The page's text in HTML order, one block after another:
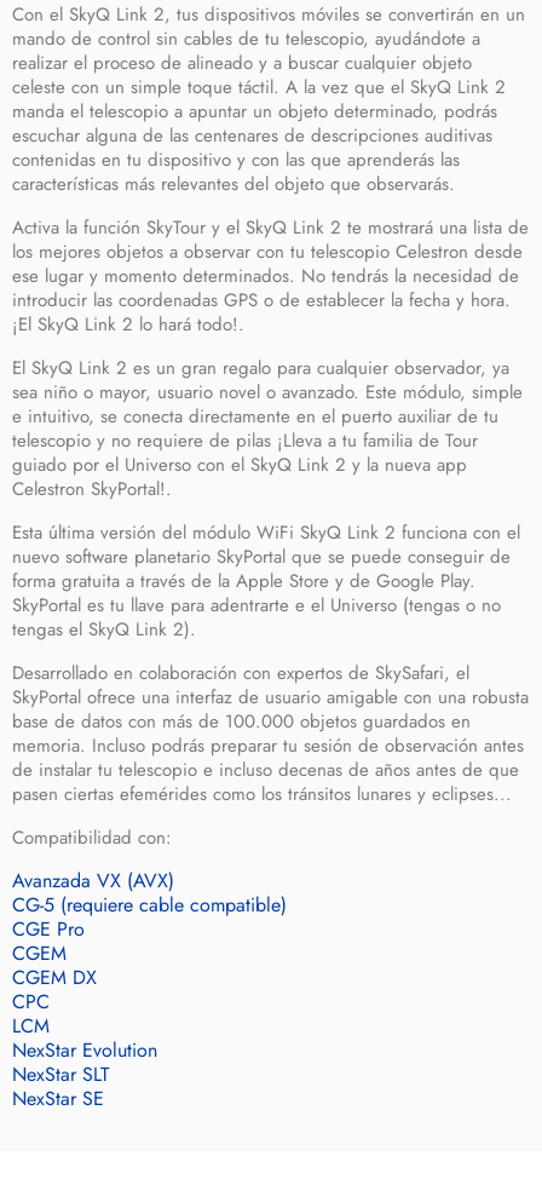
Con el SkyQ Link 2, tus dispositivos móviles se convertirán en un
mando de control sin cables de tu telescopio, ayudándote a
realizar el proceso de alineado y a buscar cualquier objeto
celeste con un simple toque táctil. A la vez que el SkyQ Link 2
manda el telescopio a apuntar un objeto determinado, podrás
escuchar alguna de las centenares de descripciones auditivas
contenidas en tu dispositivo y con las que aprenderás las
características más relevantes del objeto que observarás.
Activa la función SkyTour y el SkyQ Link 2 te mostrará una lista de
los mejores objetos a observar con tu telescopio Celestron desde
ese lugar y momento determinados. No tendrás la necesidad de
introducir las coordenadas GPS o de establecer la fecha y hora.
¡El SkyQ Link 2 lo hará todo!.
El SkyQ Link 2 es un gran regalo para cualquier observador, ya
sea niño o mayor, usuario novel o avanzado. Este módulo, simple
e intuitivo, se conecta directamente en el puerto auxiliar de tu
telescopio y no requiere de pilas ¡Lleva a tu familia de Tour
guiado por el Universo con el SkyQ Link 2 y la nueva app
Celestron SkyPortal!.
Esta última versión del módulo WiFi SkyQ Link 2 funciona con el
nuevo software planetario SkyPortal que se puede conseguir de
forma gratuita a través de la Apple Store y de Google Play.
SkyPortal es tu llave para adentrarte e el Universo (tengas o no
tengas el SkyQ Link 2).
Desarrollado en colaboración con expertos de SkySafari, el
SkyPortal ofrece una interfaz de usuario amigable con una robusta
base de datos con más de 100.000 objetos guardados en
memoria. Incluso podrás preparar tu sesión de observación antes
de instalar tu telescopio e incluso decenas de años antes de que
pasen ciertas efemérides como los tránsitos lunares y eclipses...
Compatibilidad con:
Avanzada VX (AVX)
CG-5 (requiere cable compatible)
CGE Pro
CGEM
CGEM DX
CPC
LCM
NexStar Evolution
NexStar SLT
NexStar SE